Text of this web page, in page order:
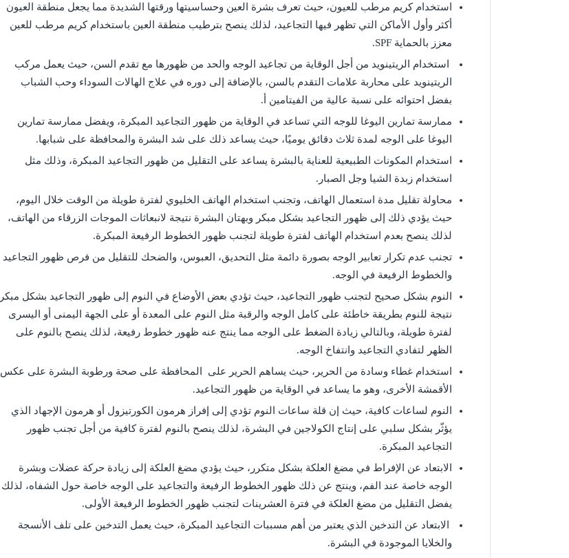
استخدام كريم مرطب للعيون، حيث تعرف بشرة العين وحساسيتها ورقتها الشديدة مما يجعل منطقة العيون
أكثر وأول الأماكن التي تظهر فيها التجاعيد، لذلك ينصح بترطيب منطقة العين باستخدام كريم مرطب للعين
معزز بالحماية SPF.
استخدام الريتينويد من أجل الوقاية من تجاعيد الوجه والحد من ظهورها مع تقدم السن، حيث يعمل مركب
الريتينويد على محاربة علامات التقدم بالسن، بالإضافة إلى دوره في علاج الهالات السوداء وحب الشباب
بفضل احتوائه على نسبة عالية من الفيتامين أ.
ممارسة تمارين اليوغا للوجه التي تساعد في الوقاية من ظهور التجاعيد المبكرة، ويفضل ممارسة تمارين
اليوغا على الوجه لمدة ثلاث دقائق يوميًا، حيث يساعد ذلك على شد البشرة والمحافظة على شبابها.
استخدام المكونات الطبيعية للعناية بالبشرة يساعد على التقليل من ظهور التجاعيد المبكرة، وذلك مثل
استخدام زبدة الشيا وجل الصبار.
محاولة تقليل مدة استعمال الهاتف، وتجنب استخدام الهاتف الخليوي لفترة طويلة من الوقت خلال اليوم،
حيث يؤدي ذلك إلى ظهور التجاعيد بشكل مبكر وبهتان البشرة نتيجة لانبعاثات الموجات الزرقاء من الهاتف،
لذلك ينصح بعدم استخدام الهاتف لفترة طويلة لتجنب ظهور الخطوط الرفيعة المبكرة.
تجنب عدم تكرار تعابير الوجه بصورة دائمة مثل التحديق، العبوس، والضحك للتقليل من فرص ظهور التجاعيد
والخطوط الرفيعة في الوجه.
النوم بشكل صحيح لتجنب ظهور التجاعيد، حيث تؤدي بعض الأوضاع في النوم إلى ظهور التجاعيد بشكل مبكر
نتيجة للنوم بطريقة خاطئة على كامل الوجه والرقبة مثل النوم على المعدة أو على الجهة اليمنى أو اليسرى
لفترة طويلة، وبالتالي زيادة الضغط على الوجه مما ينتج عنه ظهور خطوط رفيعة، لذلك ينصح بالنوم على
الظهر لتفادي التجاعيد وانتفاخ الوجه.
استخدام غطاء وسادة من الحرير، حيث يساهم الحرير على المحافظة على صحة ورطوبة البشرة على عكس
الأقمشة الأخرى، وهو ما يساعد في الوقاية من ظهور التجاعيد.
النوم لساعات كافية، حيث إن قلة ساعات النوم تؤدي إلى إفراز هرمون الكورتيزول أو هرمون الإجهاد الذي
يؤثّر بشكل سلبي على إنتاج الكولاجين في البشرة، لذلك ينصح بالنوم لفترة كافية من أجل تجنب ظهور
التجاعيد المبكرة.
الابتعاد عن الإفراط في مضغ العلكة بشكل متكرر، حيث يؤدي مضغ العلكة إلى زيادة حركة عضلات وبشرة
الوجه خاصة عند الفم، وينتج عن ذلك ظهور الخطوط الرفيعة والتجاعيد على الوجه خاصة حول الشفاه، لذلك
يفضل التقليل من مضغ العلكة في فترة العشرينات لتجنب ظهور الخطوط الرفيعة الأولى.
الابتعاد عن التدخين الذي يعتبر من أهم مسببات التجاعيد المبكرة، حيث يعمل التدخين على تلف الأنسجة
والخلايا الموجودة في البشرة.